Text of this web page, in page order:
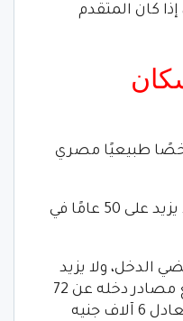
كان المتقدم
طبيعيًا مصري
2. لا يقل عمره عن 21 عامًا ولا يزيد على 50 عامًا في
الدخل، ولا يزيد
صافي دخله السنوي من جميع مصادر دخله عن 72
ألف جنيه سنويا للأسرة بما يعادل 6 آلاف جنيه